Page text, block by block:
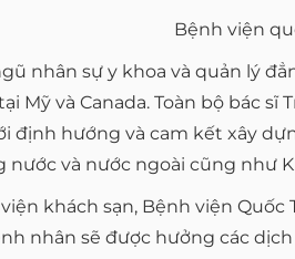
Bệnh viện
nhân sự y khoa và quản lý
Mỹ và Canada. Toàn bộ bác
định hướng và cam kết xây
nước và nước ngoài cũng như
khách sạn, Bệnh viện
nhân sẽ được hưởng các